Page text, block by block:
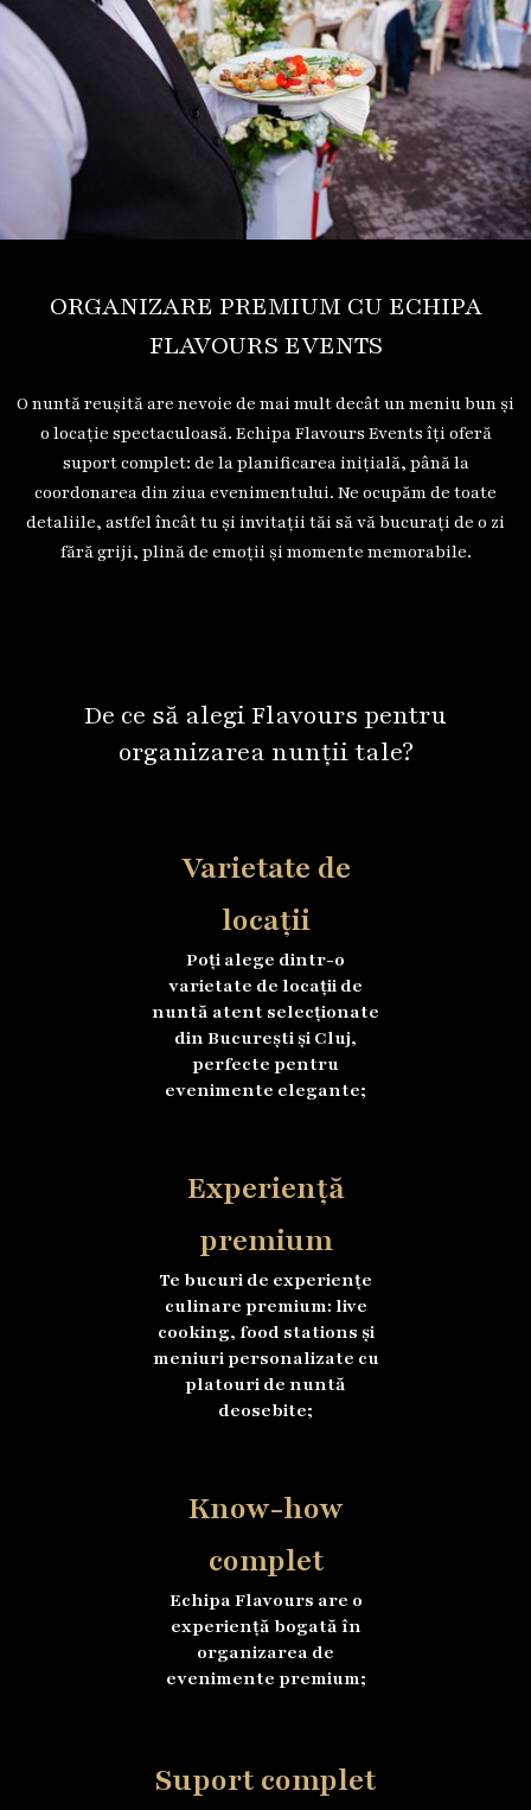
ORGANIZARE PREMIUM CU ECHIPA
FLAVOURS EVENTS
O nuntă reușită are nevoie de mai mult decât un meniu bun și
o locație spectaculoasă. Echipa Flavours Events îți oferă
suport complet: de la planificarea inițială, până la
coordonarea din ziua evenimentului. Ne ocupăm de toate
detaliile, astfel încât tu și invitații tăi să vă bucurați de o zi
fără griji, plină de emoții și momente memorabile.
De ce să alegi Flavours pentru
organizarea nunții tale?
Varietate de
locații
Poți alege dintr-o
varietate de locații de
nuntă atent selecționate
din București și Cluj,
perfecte pentru
evenimente elegante;
Experiență
premium
Te bucuri de experiențe
culinare premium: live
cooking, food stations și
meniuri personalizate cu
platouri de nuntă
deosebite;
Know-how
complet
Echipa Flavours are o
experiență bogată în
organizarea de
evenimente premium;
Suport complet